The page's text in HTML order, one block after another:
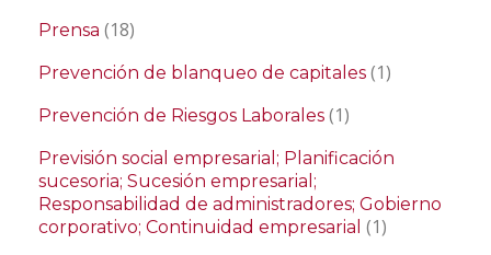
Prensa (18)
Prevención de blanqueo de capitales (1)
Prevención de Riesgos Laborales (1)
Previsión social empresarial; Planificación
sucesoria; Sucesión empresarial;
Responsabilidad de administradores; Gobierno
corporativo; Continuidad empresarial (1)